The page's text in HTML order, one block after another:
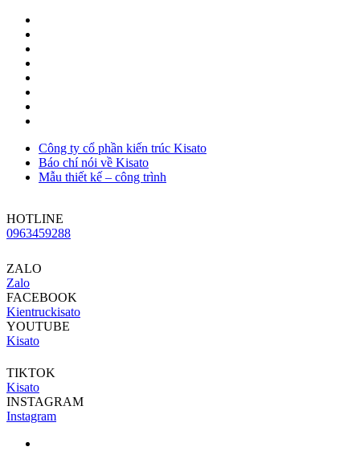
Công ty cổ phần kiến trúc Kisato
Báo chí nói về Kisato
Mẫu thiết kế – công trình
HOTLINE
0963459288
ZALO
Zalo
FACEBOOK
Kientruckisato
YOUTUBE
Kisato
TIKTOK
Kisato
INSTAGRAM
Instagram